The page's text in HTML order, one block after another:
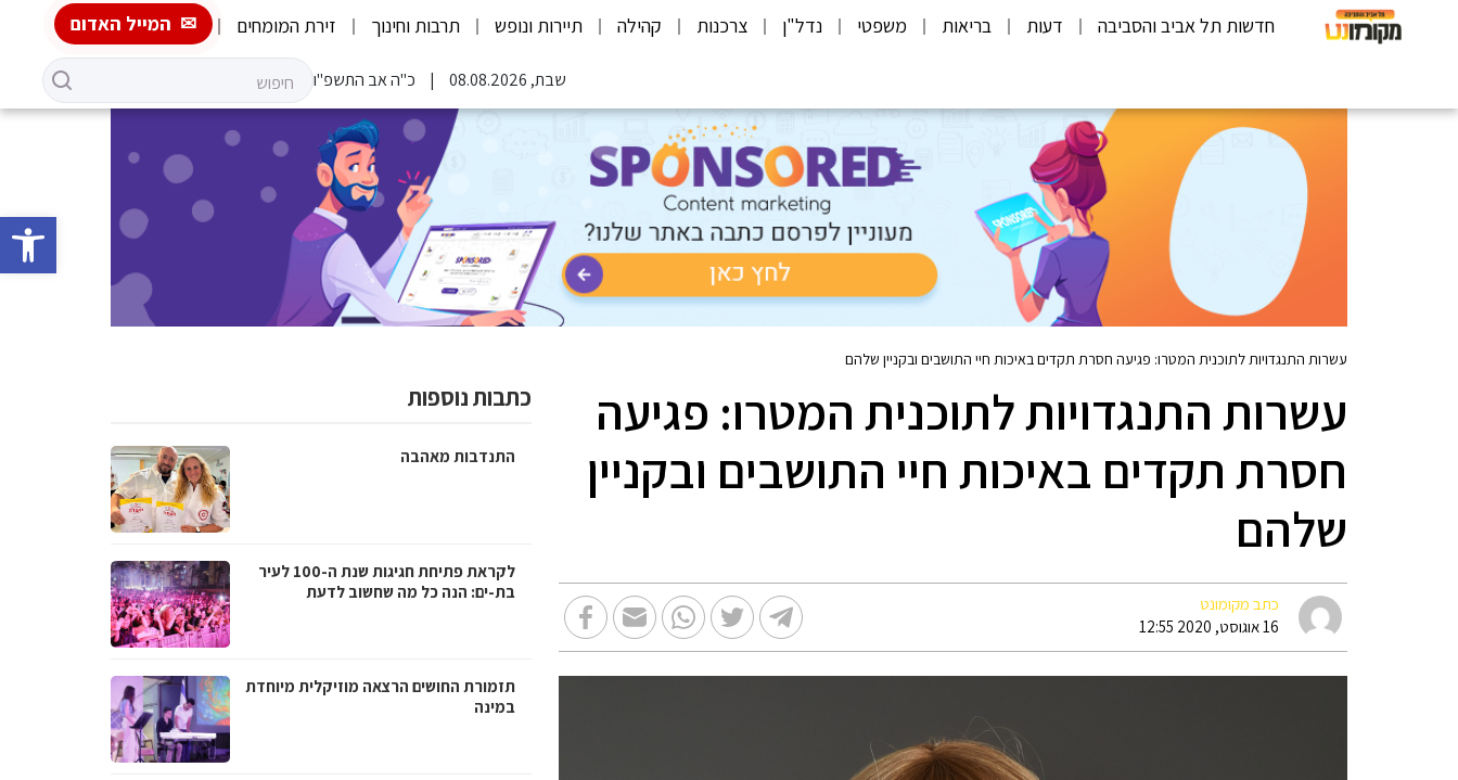
פתח
חדשות תל אביב והסביבה דעות בריאות משפטי נדל"ן צרכנות קהילה תיירות ונופש תרבות וחינוך זירת המומחים המייל האדום
שבת, 08.08.2026 כ"ה אב התשפ"ו
עשרות התנגדויות לתוכנית המטרו: פגיעה חסרת תקדים באיכות חיי התושבים ובקניין שלהם
עשרות התנגדויות לתוכנית המטרו: פגיעה
חסרת תקדים באיכות חיי התושבים ובקניין
שלהם
כתב מקומונט
16 אוגוסט, 2020 12:55
כתבות נוספות
התנדבות מאהבה
לקראת פתיחת חגיגות שנת ה-100 לעיר
בת-ים: הנה כל מה שחשוב לדעת
תזמורת החושים הרצאה מוזיקלית מיוחדת
במינה